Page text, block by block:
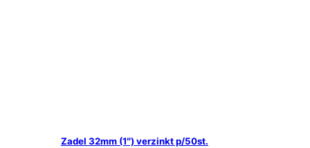
Zadel 32mm (1″) verzinkt p/50st.